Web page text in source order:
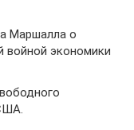
Маршалла о
войной экономики